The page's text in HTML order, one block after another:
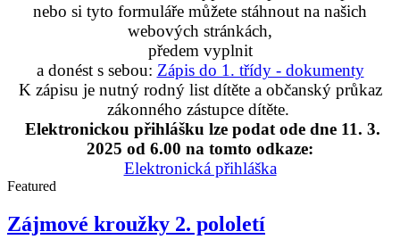
nebo si tyto formuláře můžete stáhnout na našich
webových stránkách,
předem vyplnit
a donést s sebou: Zápis do 1. třídy - dokumenty
K zápisu je nutný rodný list dítěte a občanský průkaz
zákonného zástupce dítěte.
Elektronickou přihlášku lze podat ode dne 11. 3.
2025 od 6.00 na tomto odkaze:
Elektronická přihláška
Featured
Zájmové kroužky 2. pololetí